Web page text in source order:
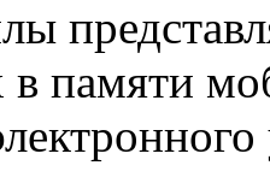
памяти